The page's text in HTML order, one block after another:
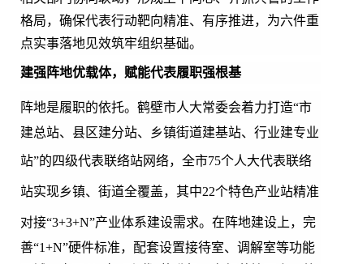
格局，确保代表行动靶向精准、有序推进，为六件重
点实事落地见效筑牢组织基础。
建强阵地优载体，赋能代表履职强根基
阵地是履职的依托。鹤壁市人大常委会着力打造“市
建总站、县区建分站、乡镇街道建基站、行业建专业
站”的四级代表联络站网络，全市75个人大代表联络
站实现乡镇、街道全覆盖，其中22个特色产业站精准
对接“3+3+N”产业体系建设需求。在阵地建设上，完
善“1+N”硬件标准，配套设置接待室、调解室等功能